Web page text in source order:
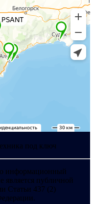
под ключ
информационный
является публичной
Статьи 437 (2)